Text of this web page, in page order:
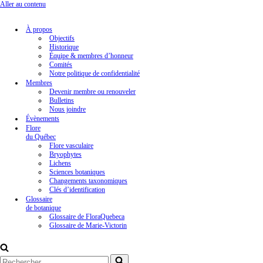
Aller au contenu
À propos
Objectifs
Historique
Équipe & membres d’honneur
Comités
Notre politique de confidentialité
Membres
Devenir membre ou renouveler
Bulletins
Nous joindre
Évènements
Flore
du Québec
Flore vasculaire
Bryophytes
Lichens
Sciences botaniques
Changements taxonomiques
Clés d’identification
Glossaire
de botanique
Glossaire de FloraQuebeca
Glossaire de Marie-Victorin
Rechercher...